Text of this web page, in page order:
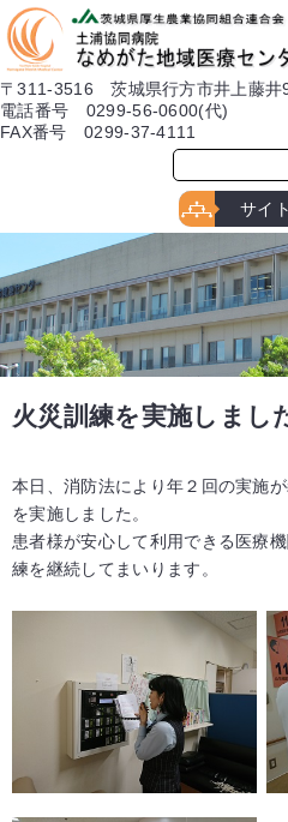
本文へ
〒311-3516 茨城県行方市井上藤井
電話番号 0299-56-0600(代)
FAX番号 0299-37-4111
サイ
火災訓練を実施しまし
本日、消防法により年２回の実施
を実施しました。
患者様が安心して利用できる医療
練を継続してまいります。